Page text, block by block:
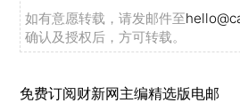
如有意愿转载，请发邮件至
确认及授权后，方可转载。
免费订阅财新网主编精选版电邮